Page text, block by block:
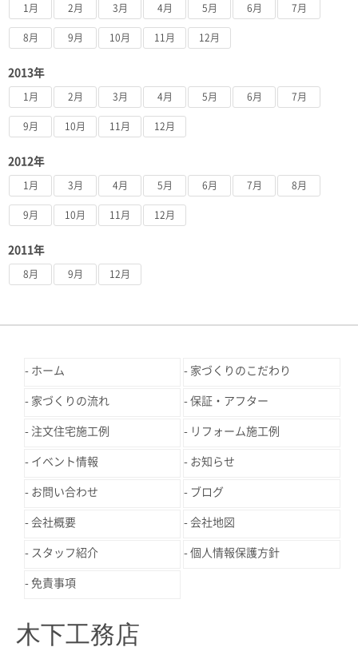
1月 2月 3月 4月 5月 6月 7月
8月 9月 10月 11月 12月
2013年
1月 2月 3月 4月 5月 6月 7月
9月 10月 11月 12月
2012年
1月 3月 4月 5月 6月 7月 8月
9月 10月 11月 12月
2011年
8月 9月 12月
ホーム 家づくりのこだわり
家づくりの流れ 保証・アフター
注文住宅施工例 リフォーム施工例
イベント情報 お知らせ
お問い合わせ ブログ
会社概要 会社地図
スタッフ紹介 個人情報保護方針
免責事項
木下工務店